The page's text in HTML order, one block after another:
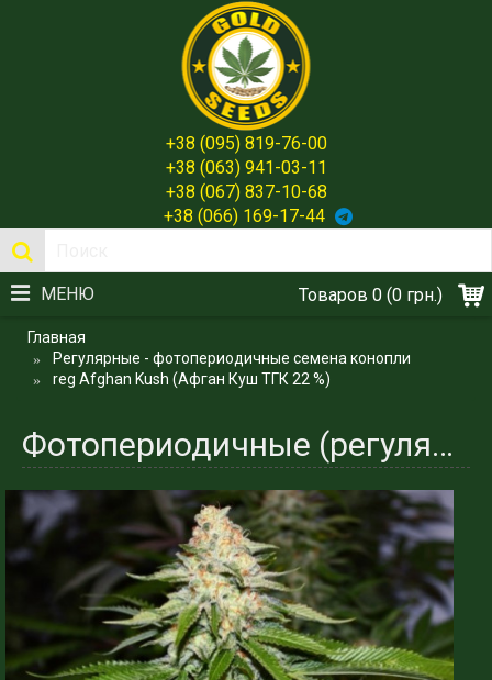
+38 (095) 819-76-00
+38 (063) 941-03-11
+38 (067) 837-10-68
+38 (066) 169-17-44
Товаров 0 (0 грн.)
МЕНЮ
Главная
Регулярные - фотопериодичные семена конопли
reg Afghan Kush (Афган Куш ТГК 22 %)
Фотопериодичные (регулярные) сорта. Afghan Kush (ТГК 22 %)